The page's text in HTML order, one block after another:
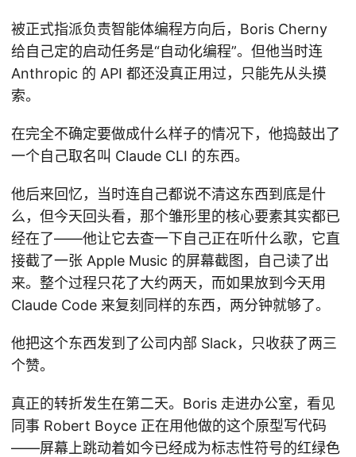
被正式指派负责智能体编程方向后，Boris Cherny
给自己定的启动任务是“自动化编程”。但他当时连
Anthropic 的 API 都还没真正用过，只能先从头摸
索。
在完全不确定要做成什么样子的情况下，他捣鼓出了
一个自己取名叫 Claude CLI 的东西。
他后来回忆，当时连自己都说不清这东西到底是什
么，但今天回头看，那个雏形里的核心要素其实都已
经在了——他让它去查一下自己正在听什么歌，它直
接截了一张 Apple Music 的屏幕截图，自己读了出
来。整个过程只花了大约两天，而如果放到今天用
Claude Code 来复刻同样的东西，两分钟就够了。
他把这个东西发到了公司内部 Slack，只收获了两三
个赞。
真正的转折发生在第二天。Boris 走进办公室，看见
同事 Robert Boyce 正在用他做的这个原型写代码
——屏幕上跳动着如今已经成为标志性符号的红绿色